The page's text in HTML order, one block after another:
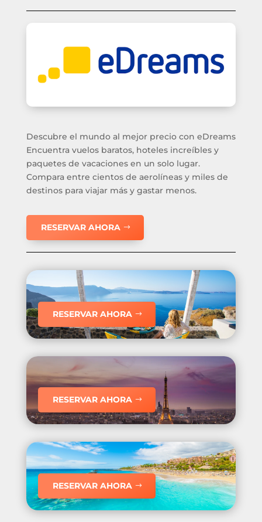
Descubre el mundo al mejor precio con eDreams
Encuentra vuelos baratos, hoteles increíbles y
paquetes de vacaciones en un solo lugar.
Compara entre cientos de aerolíneas y miles de
destinos para viajar más y gastar menos.
RESERVAR AHORA
RESERVAR AHORA
RESERVAR AHORA
RESERVAR AHORA